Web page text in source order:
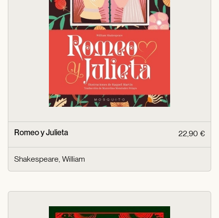
Romeo y Julieta 22,90 €
Shakespeare, William